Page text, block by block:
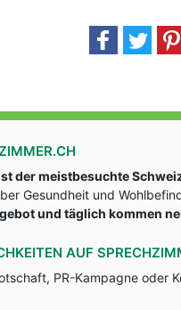
der meistbesuchte
Gesundheit und
und täglich kommen
AUF
PR-Kampagne oder